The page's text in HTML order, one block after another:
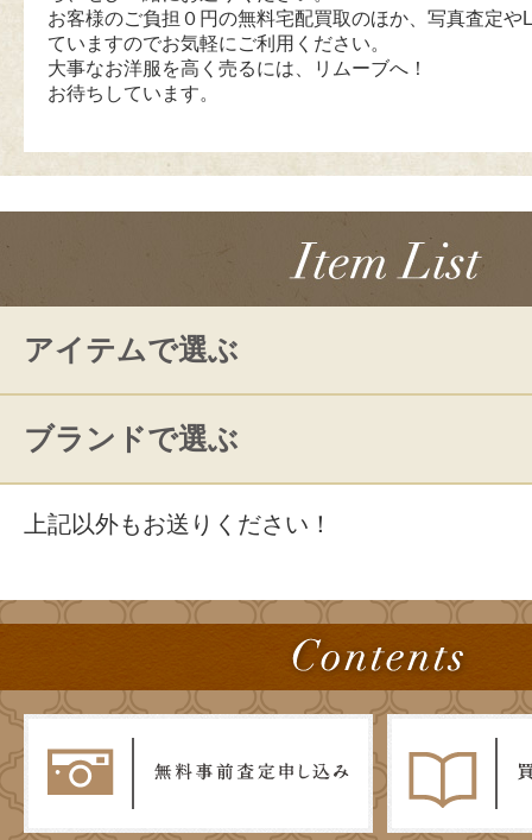
お客様のご負担０円の無料宅配買取のほか、写真査定や
ていますのでお気軽にご利用ください。
大事なお洋服を高く売るには、リムーブへ！
お待ちしています。
アイテムで選ぶ
ブランドで選ぶ
上記以外もお送りください！